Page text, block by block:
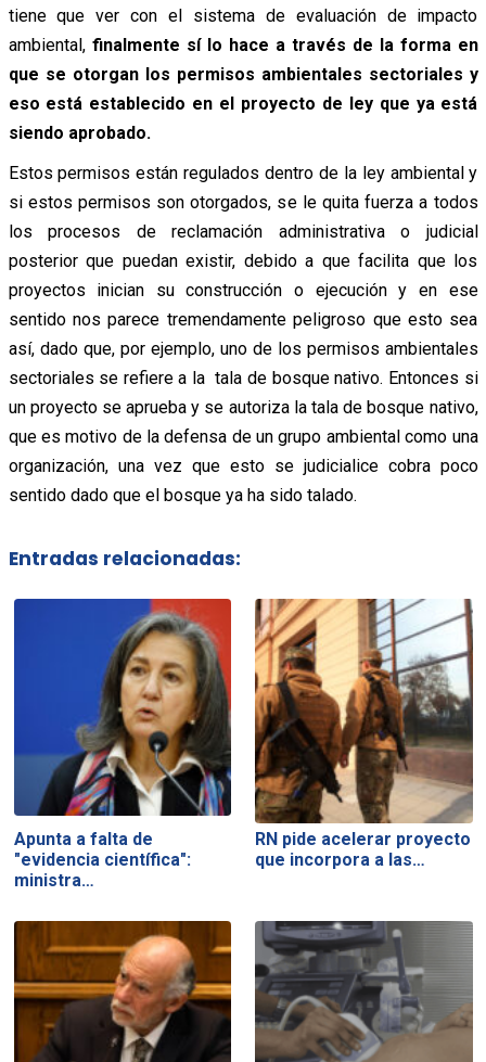
tiene que ver con el sistema de evaluación de impacto
ambiental, finalmente sí lo hace a través de la forma en
que se otorgan los permisos ambientales sectoriales y
eso está establecido en el proyecto de ley que ya está
siendo aprobado.
Estos permisos están regulados dentro de la ley ambiental y
si estos permisos son otorgados, se le quita fuerza a todos
los procesos de reclamación administrativa o judicial
posterior que puedan existir, debido a que facilita que los
proyectos inician su construcción o ejecución y en ese
sentido nos parece tremendamente peligroso que esto sea
así, dado que, por ejemplo, uno de los permisos ambientales
sectoriales se refiere a la tala de bosque nativo. Entonces si
un proyecto se aprueba y se autoriza la tala de bosque nativo,
que es motivo de la defensa de un grupo ambiental como una
organización, una vez que esto se judicialice cobra poco
sentido dado que el bosque ya ha sido talado.
Entradas relacionadas:
Apunta a falta de
"evidencia científica":
ministra…
RN pide acelerar proyecto
que incorpora a las…